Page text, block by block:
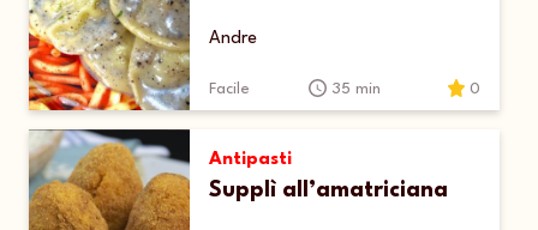
Andre
Facile 35 min 0
Antipasti
Supplì all’amatriciana